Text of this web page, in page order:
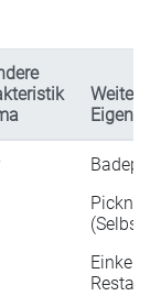
Weitere